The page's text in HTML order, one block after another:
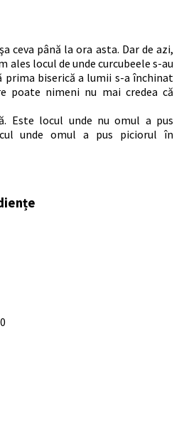
ceva până la ora asta. Dar de azi,
ales locul de unde curcubeele s-au
prima biserică a lumii s-a închinat
poate nimeni nu mai credea că
Este locul unde nu omul a pus
unde omul a pus piciorul în